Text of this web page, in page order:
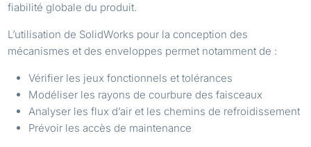
fiabilité globale du produit.
L’utilisation de SolidWorks pour la conception des
mécanismes et des enveloppes permet notamment de :
Vérifier les jeux fonctionnels et tolérances
Modéliser les rayons de courbure des faisceaux
Analyser les flux d’air et les chemins de refroidissement
Prévoir les accès de maintenance